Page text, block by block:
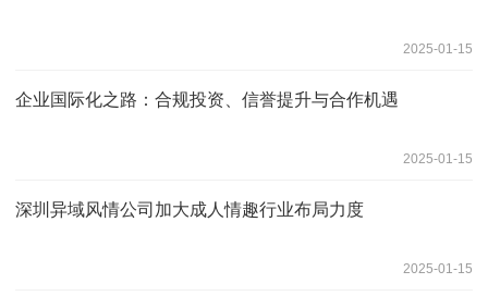
2025-01-15
企业国际化之路：合规投资、信誉提升与合作机遇
2025-01-15
深圳异域风情公司加大成人情趣行业布局力度
2025-01-15